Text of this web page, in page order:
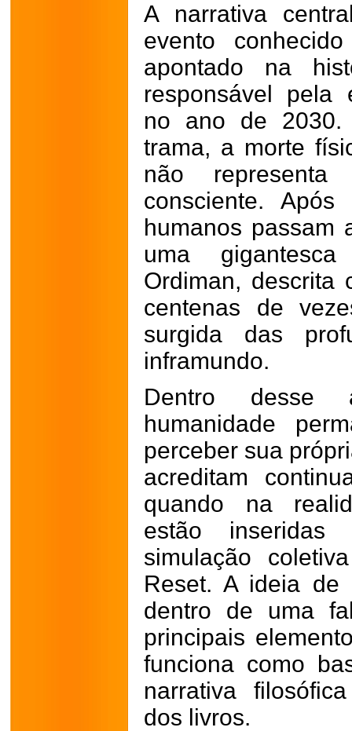
A narrativa
evento
apontado na
responsável pela
no ano de 2030.
trama, a morte
não
consciente.
humanos passam
uma
Ordiman, descrita
centenas de
surgida das
inframundo.
Dentro desse
humanidade
perceber sua
acreditam
quando na
estão
simulação
Reset. A ideia de
dentro de uma
principais
funciona como
narrativa
dos livros.